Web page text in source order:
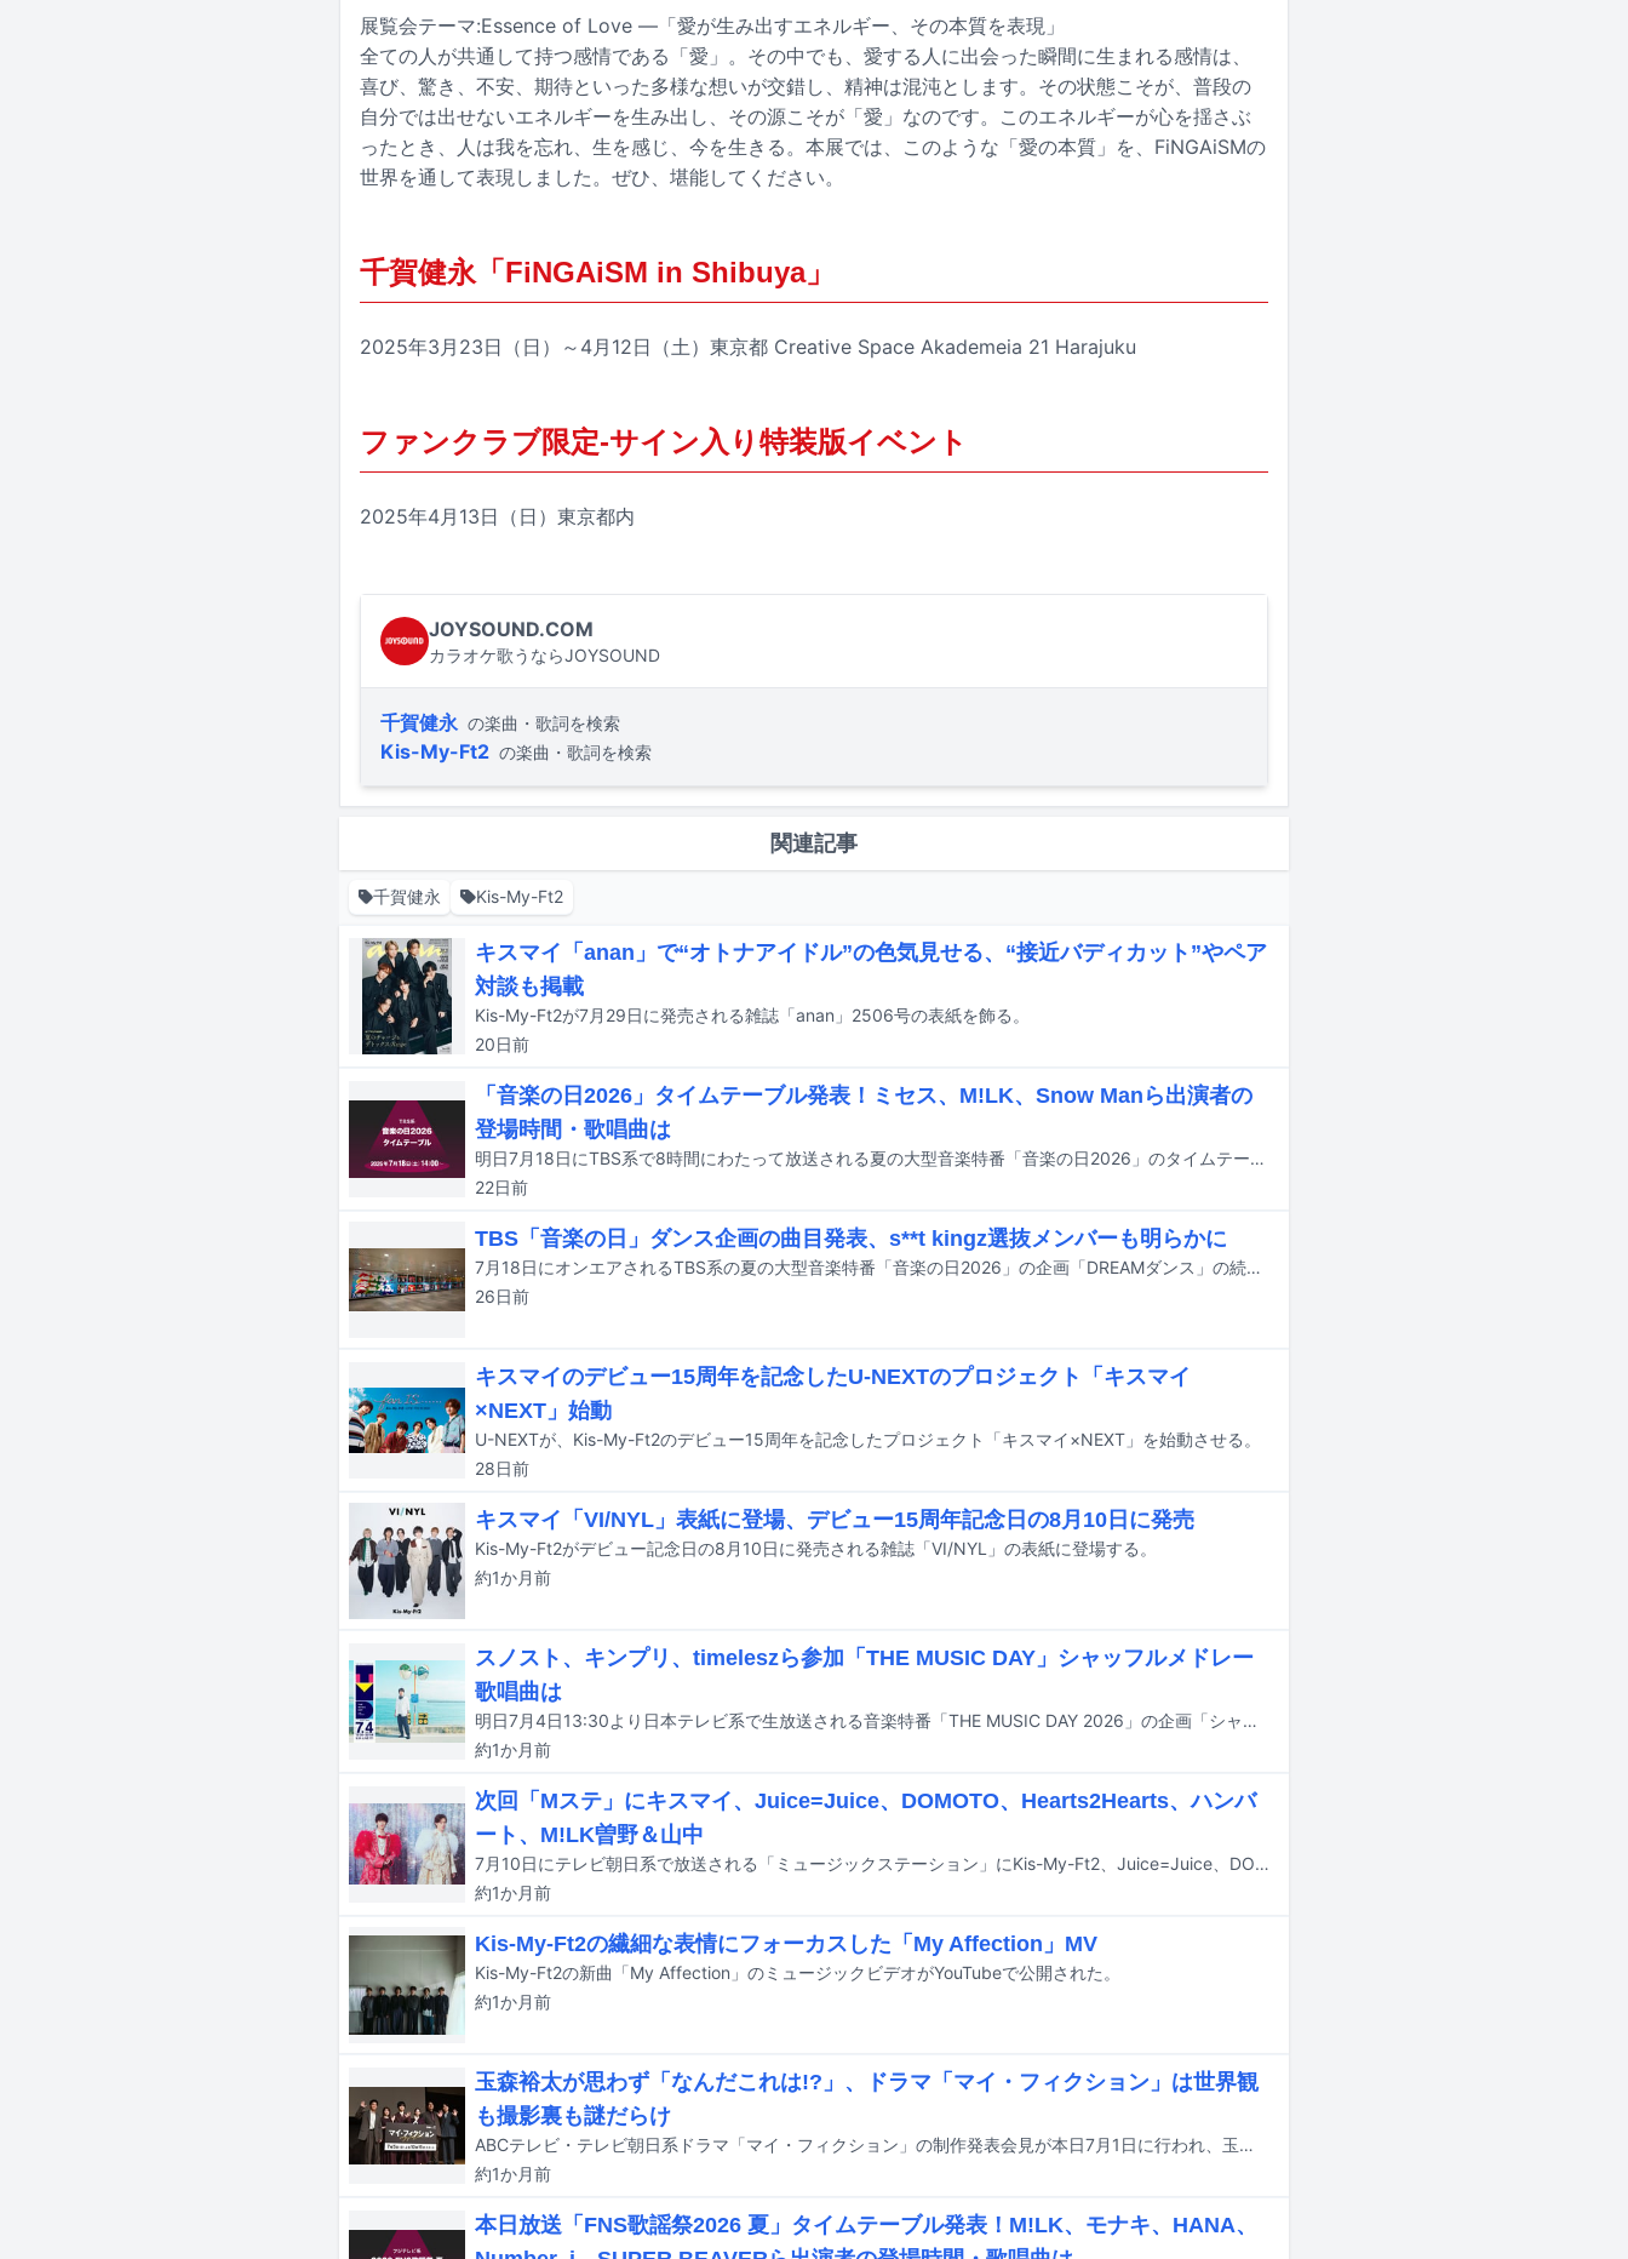
展覧会テーマ:Essence of Love ―「愛が生み出すエネルギー、その本質を表現」
全ての人が共通して持つ感情である「愛」。その中でも、愛する人に出会った瞬間に生まれる感情は、
喜び、驚き、不安、期待といった多様な想いが交錯し、精神は混沌とします。その状態こそが、普段の
自分では出せないエネルギーを生み出し、その源こそが「愛」なのです。このエネルギーが心を揺さぶ
ったとき、人は我を忘れ、生を感じ、今を生きる。本展では、このような「愛の本質」を、FiNGAiSMの
世界を通して表現しました。ぜひ、堪能してください。
千賀健永「FiNGAiSM in Shibuya」
2025年3月23日（日）～4月12日（土）東京都 Creative Space Akademeia 21 Harajuku
ファンクラブ限定-サイン入り特装版イベント
2025年4月13日（日）東京都内
JOYSOUND.COM
カラオケ歌うならJOYSOUND
千賀健永 の楽曲・歌詞を検索
Kis-My-Ft2 の楽曲・歌詞を検索
関連記事
千賀健永 Kis-My-Ft2
キスマイ「anan」で“オトナアイドル”の色気見せる、“接近バディカット”やペア
対談も掲載
Kis-My-Ft2が7月29日に発売される雑誌「anan」2506号の表紙を飾る。
20日前
「音楽の日2026」タイムテーブル発表！ミセス、M!LK、Snow Manら出演者の
登場時間・歌唱曲は
明日7月18日にTBS系で8時間にわたって放送される夏の大型音楽特番「音楽の日2026」のタイムテーブルが発表された。
22日前
TBS「音楽の日」ダンス企画の曲目発表、s**t kingz選抜メンバーも明らかに
7月18日にオンエアされるTBS系の夏の大型音楽特番「音楽の日2026」の企画「DREAMダンス」の続報が明らかに。番組の出演アーティスト第4弾やそのほかの企画詳細も発表された。
26日前
キスマイのデビュー15周年を記念したU-NEXTのプロジェクト「キスマイ
×NEXT」始動
U-NEXTが、Kis-My-Ft2のデビュー15周年を記念したプロジェクト「キスマイ×NEXT」を始動させる。
28日前
キスマイ「VI/NYL」表紙に登場、デビュー15周年記念日の8月10日に発売
Kis-My-Ft2がデビュー記念日の8月10日に発売される雑誌「VI/NYL」の表紙に登場する。
約1か月前
スノスト、キンプリ、timeleszら参加「THE MUSIC DAY」シャッフルメドレー
歌唱曲は
明日7月4日13:30より日本テレビ系で生放送される音楽特番「THE MUSIC DAY 2026」の企画「シャッフルメドレー」の歌唱曲が発表された。
約1か月前
次回「Mステ」にキスマイ、Juice=Juice、DOMOTO、Hearts2Hearts、ハンバ
ート、M!LK曽野＆山中
7月10日にテレビ朝日系で放送される「ミュージックステーション」にKis-My-Ft2、Juice=Juice、DOMOTO、Hearts2Hearts、ハンバート ハンバート、曽野舜太＆山中柔太朗（M!LK）が出演する。
約1か月前
Kis-My-Ft2の繊細な表情にフォーカスした「My Affection」MV
Kis-My-Ft2の新曲「My Affection」のミュージックビデオがYouTubeで公開された。
約1か月前
玉森裕太が思わず「なんだこれは!?」、ドラマ「マイ・フィクション」は世界観
も撮影裏も謎だらけ
ABCテレビ・テレビ朝日系ドラマ「マイ・フィクション」の制作発表会見が本日7月1日に行われ、玉森裕太（Kis-My-Ft2）が登壇した。
約1か月前
本日放送「FNS歌謡祭2026 夏」タイムテーブル発表！M!LK、モナキ、HANA、